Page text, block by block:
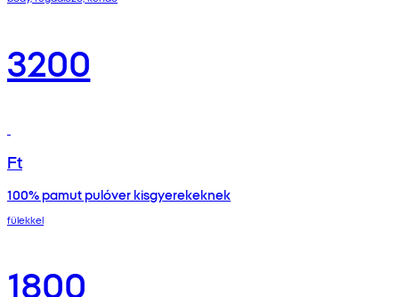
3200
Ft
100% pamut pulóver kisgyerekeknek
fülekkel
1800